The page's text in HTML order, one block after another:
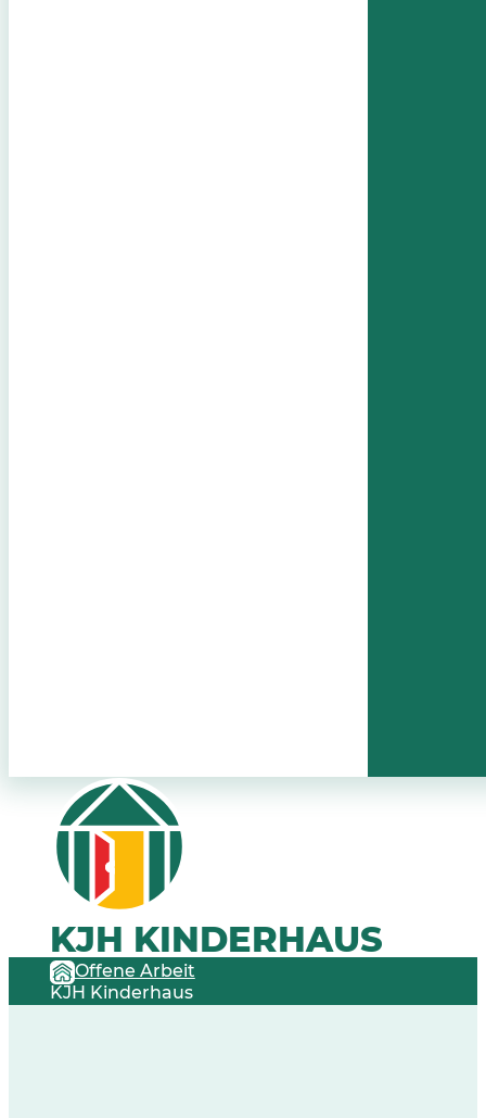
KJH KINDERHAUS
Offene Arbeit
KJH Kinderhaus